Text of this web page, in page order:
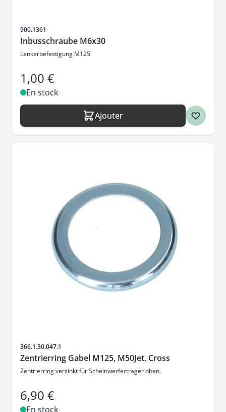
SKU
900.1361
Inbusschraube M6x30
Lenkerbefestigung M125
1,00 €
En stock
Ajouter
SKU
366.1.30.047.1
Zentrierring Gabel M125, M50Jet, Cross
Zentrierring verzinkt für Scheinwerferträger oben.
6,90 €
En stock